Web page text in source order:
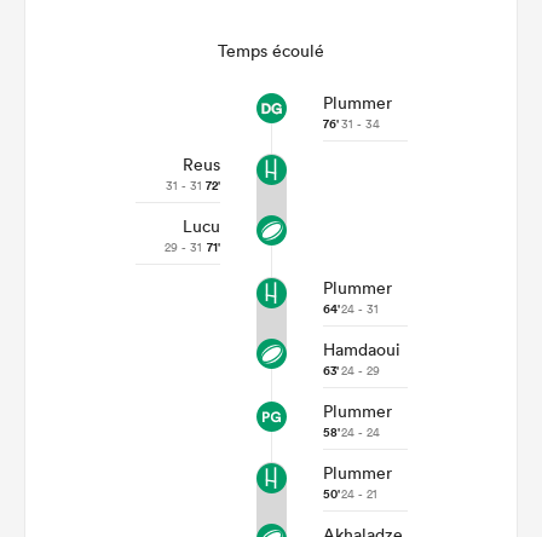
Temps écoulé
Plummer
76'31 - 34
Reus
31 - 31 72'
Lucu
29 - 31 71'
Plummer
64'24 - 31
Hamdaoui
63'24 - 29
Plummer
58'24 - 24
Plummer
50'24 - 21